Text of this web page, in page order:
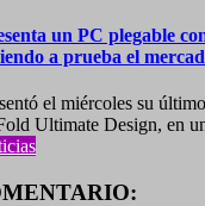
un PC plegable
a prueba el
el miércoles su
Ultimate Design, en